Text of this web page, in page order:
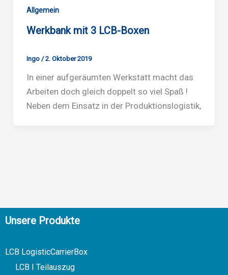
Allgemein
Werkbank mit 3 LCB-Boxen
Ingo /2. Oktober 2019
In einer aufgeräumten Werkstatt macht das
Arbeiten doch gleich doppelt so viel Spaß !
Neben dem Einsatz in der Produktionslogistik,
Unsere Produkte
LCB LogisticCarrierBox
LCB I Teilauszug